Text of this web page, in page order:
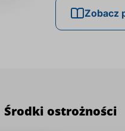
Zobacz
Środki ostrożności